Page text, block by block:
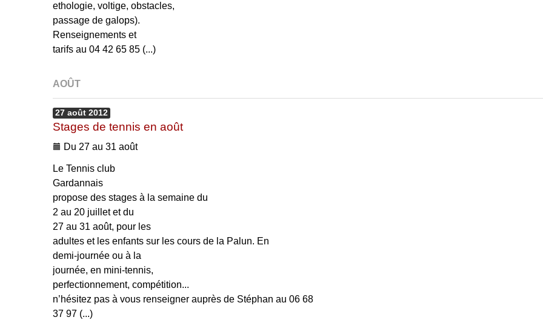
ethologie, voltige, obstacles,
passage de galops).
Renseignements et
tarifs au 04 42 65 85 (...)
AOÛT
27 août 2012
Stages de tennis en août
Du 27 au 31 août
Le Tennis club
Gardannais
propose des stages à la semaine du
2 au 20 juillet et du
27 au 31 août, pour les
adultes et les enfants sur les cours de la Palun. En
demi-journée ou à la
journée, en mini-tennis,
perfectionnement, compétition...
n’hésitez pas à vous renseigner auprès de Stéphan au 06 68
37 97 (...)